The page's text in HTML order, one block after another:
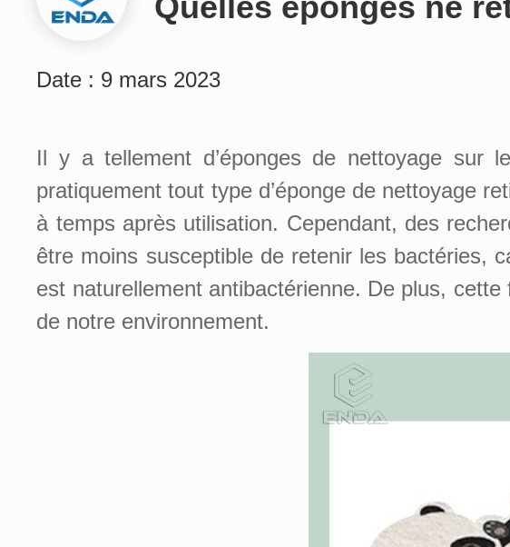
Date : 9 mars 2023
Il y a tellement d’éponges de nettoyage sur
pratiquement tout type d’éponge de nettoyage
à temps après utilisation. Cependant, des
être moins susceptible de retenir les bactéries,
est naturellement antibactérienne. De plus,
de notre environnement.